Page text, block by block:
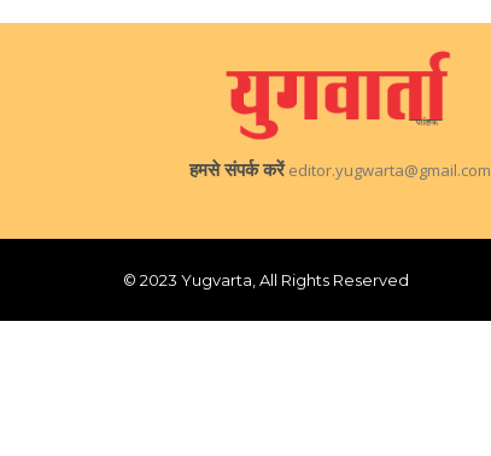
हमसे संपर्क करें editor.yugwarta@gmail.com
© 2023 Yugvarta, All Rights Reserved